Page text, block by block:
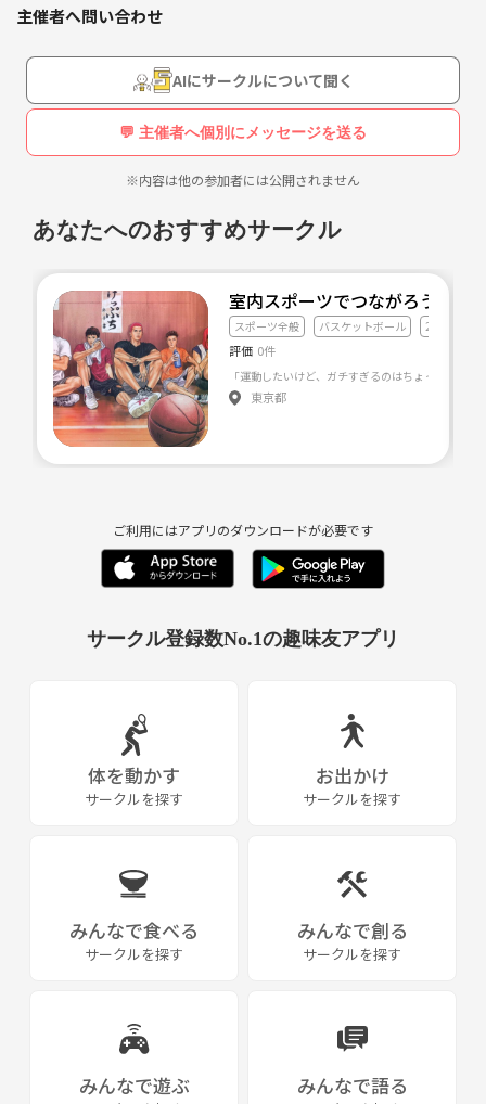
主催者へ問い合わせ
AIにサークルについて聞く
💬 主催者へ個別にメッセージを送る
※内容は他の参加者には公開されません
あなたへのおすすめサークル
室内スポーツでつながろう⛹️‍♂️
スポーツ全般 バスケットボール 20代友達づ
評価 0件
東京都
ご利用にはアプリのダウンロードが必要です
サークル登録数No.1の趣味友アプリ
体を動かす
サークルを探す
お出かけ
サークルを探す
みんなで食べる
サークルを探す
みんなで創る
サークルを探す
みんなで遊ぶ みんなで語る